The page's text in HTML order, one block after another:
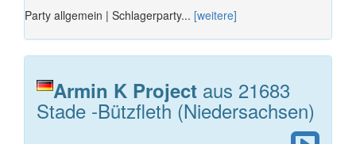
Party allgemein | Schlagerparty... [weitere]
Armin K Project aus 21683
Stade -Bützfleth (Niedersachsen)